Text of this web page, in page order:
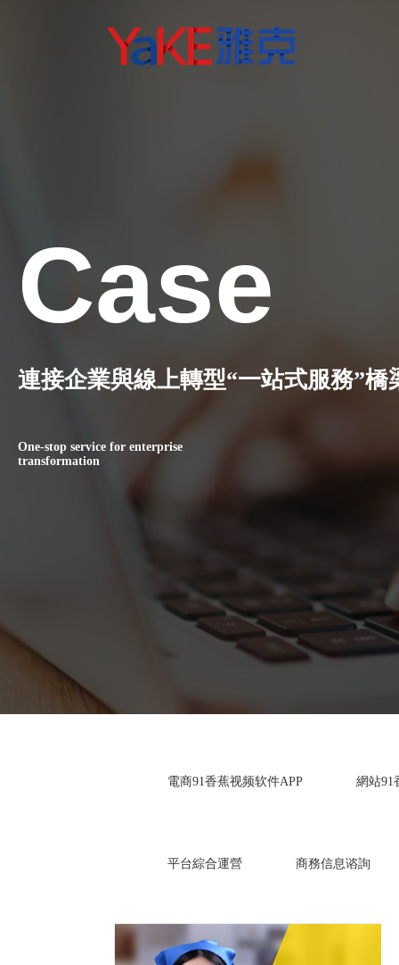
Case
連接企業與線上轉型“一站式服務”橋
One-stop service for enterprise
transformation
電商91香蕉视频软件APP 網站91
平台綜合運營 商務信息谘詢